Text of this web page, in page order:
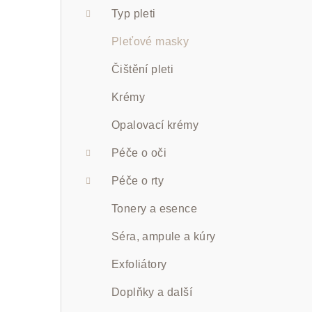
Typ pleti
Pleťové masky
Čištění pleti
Krémy
Opalovací krémy
Péče o oči
Péče o rty
Tonery a esence
Séra, ampule a kúry
Exfoliátory
Doplňky a další